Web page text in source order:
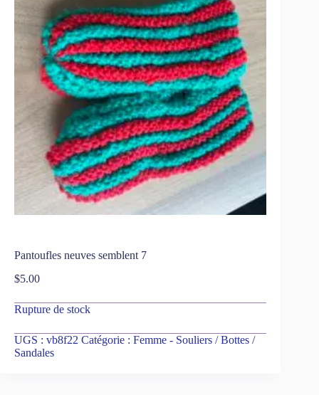
Pantoufles neuves semblent 7
$5.00
Rupture de stock
UGS : vb8f22 Catégorie : Femme - Souliers / Bottes /
Sandales